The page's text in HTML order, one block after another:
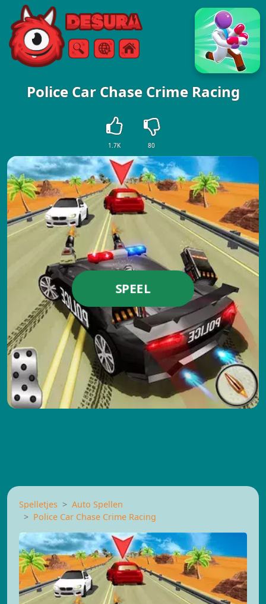
Free Online Games
ZoekenMenu
Police Car Chase Crime Racing
1.7K 80
SPEEL
Spelletjes
Auto Spellen
Police Car Chase Crime Racing